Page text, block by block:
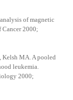
of magnetic
2000;
Kelsh MA. A pooled
leukemia.
2000;